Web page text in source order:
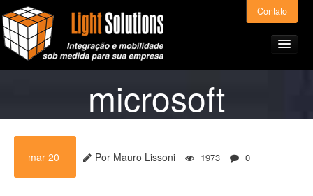
Contato
Home
Produtos e Serviços
microsoft
mar 20 Por Mauro Lissoni 1973 0